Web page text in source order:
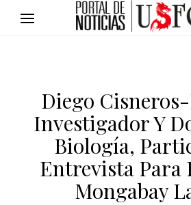
Diego
Investigador Y
Biología,
Entrevista Para
Mongabay